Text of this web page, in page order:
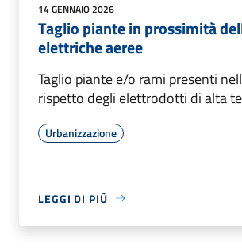
14 GENNAIO 2026
Taglio piante in prossimità
elettriche aeree
Taglio piante e/o rami presenti
rispetto degli elettrodotti di alta
Urbanizzazione
LEGGI DI PIÙ